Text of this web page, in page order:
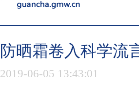
防晒霜卷入科学流
2019-06-05 13:43:01